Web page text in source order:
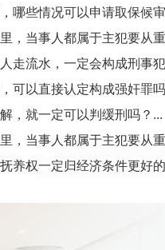
哪些情况可以申请取保候
，当事人都属于主犯要从
走流水，一定会构成刑事
可以直接认定构成强奸罪
，就一定可以判缓刑吗？...
，当事人都属于主犯要从
养权一定归经济条件更好